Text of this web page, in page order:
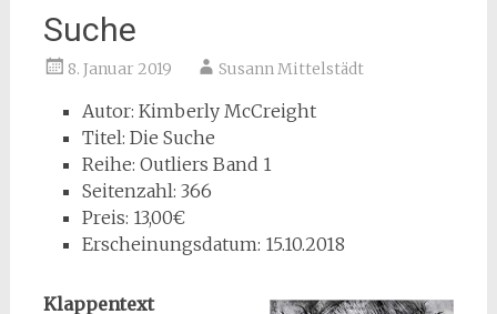
Suche
8. Januar 2019 Susann Mittelstädt
Autor: Kimberly McCreight
Titel: Die Suche
Reihe: Outliers Band 1
Seitenzahl: 366
Preis: 13,00€
Erscheinungsdatum: 15.10.2018
Klappentext